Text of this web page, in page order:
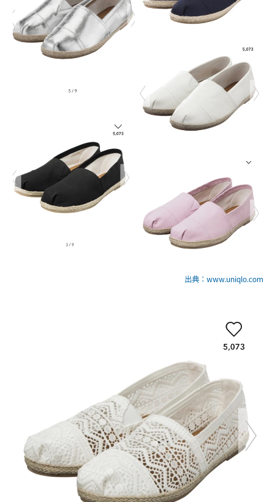
出典：www.uniqlo.com